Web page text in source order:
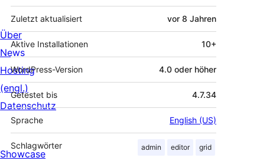
Zuletzt aktualisiert vor 8 Jahren
Aktive Installationen 10+
WordPress-Version 4.0 oder höher
Getestet bis 4.7.34
Sprache English (US)
Schlagwörter admin editor grid
Über
News
Hosting
(engl.)
Datenschutz
Showcase